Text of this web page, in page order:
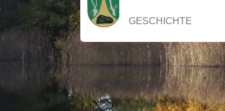
GESCHICHTE